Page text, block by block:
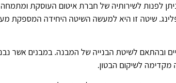
לפנות לשירותיה של חברת איטום העוסקת
שיטה זו היא למעשה השיטה היחידה המספקת
לשיטת הבנייה של המבנה. במבנים אשר נבנו
מקדימה לשיקום הבטון.